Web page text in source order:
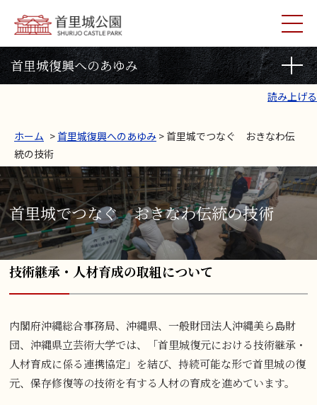
首里城復興へのあゆみ
読み上げる
ホーム > 首里城復興へのあゆみ > 首里城でつなぐ おきなわ伝
統の技術
首里城でつなぐ おきなわ伝統の技術
技術継承・人材育成の取組について
内閣府沖縄総合事務局、沖縄県、一般財団法人沖縄美ら島財
団、沖縄県立芸術大学では、「首里城復元における技術継承・
人材育成に係る連携協定」を結び、持続可能な形で首里城の復
元、保存修復等の技術を有する人材の育成を進めています。